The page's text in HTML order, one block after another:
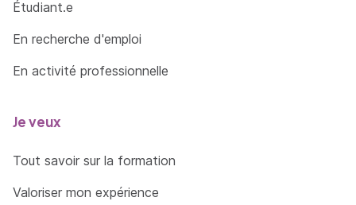
Étudiant.e
En recherche d'emploi
En activité professionnelle
Je veux
Tout savoir sur la formation
Valoriser mon expérience